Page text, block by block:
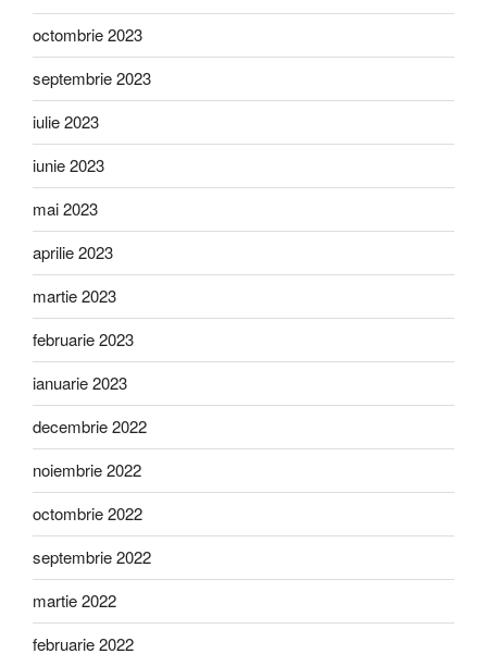
octombrie 2023
septembrie 2023
iulie 2023
iunie 2023
mai 2023
aprilie 2023
martie 2023
februarie 2023
ianuarie 2023
decembrie 2022
noiembrie 2022
octombrie 2022
septembrie 2022
martie 2022
februarie 2022